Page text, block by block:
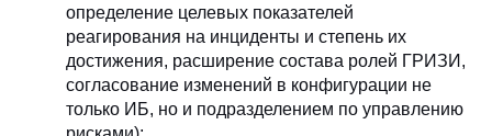
определение целевых показателей
реагирования на инциденты и степень их
достижения, расширение состава ролей ГРИЗИ,
согласование изменений в конфигурации не
только ИБ, но и подразделением по управлению